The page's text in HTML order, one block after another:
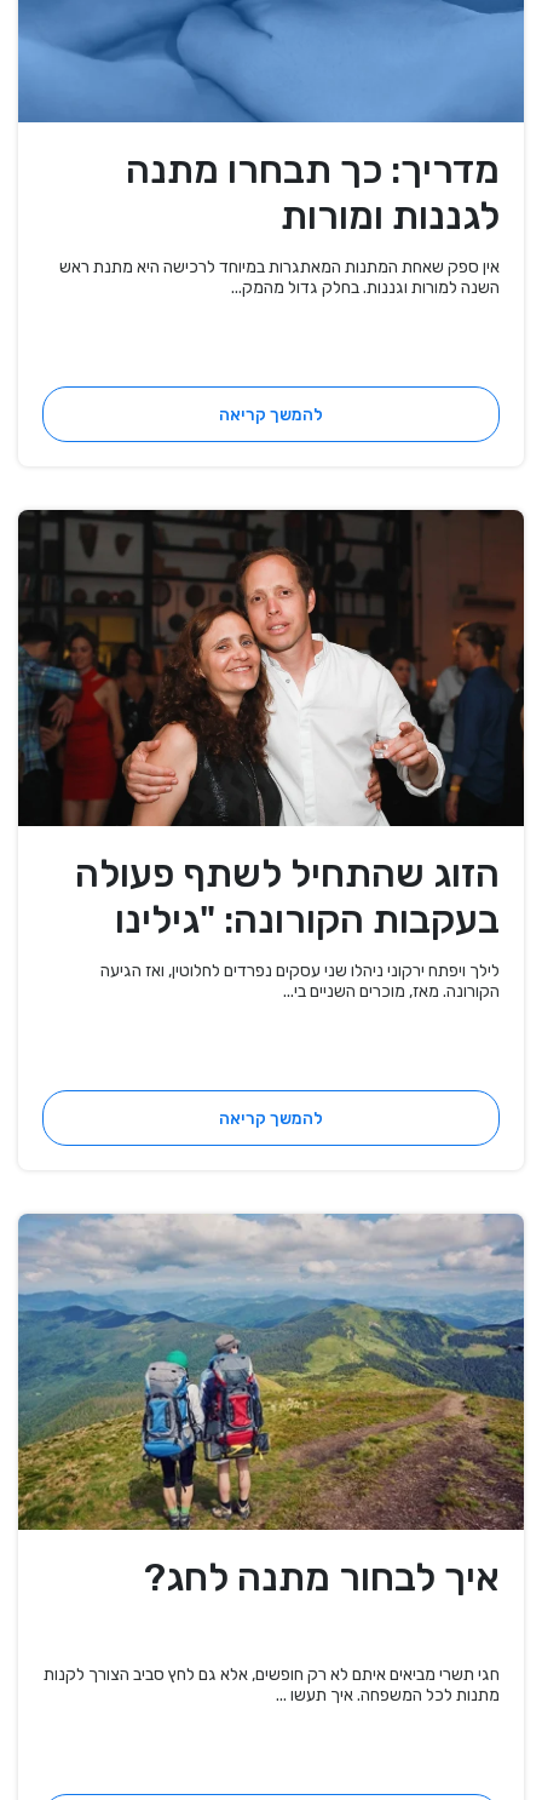
מדריך: כך תבחרו מתנה
לגננות ומורות
אין ספק שאחת המתנות המאתגרות במיוחד לרכישה היא מתנת ראש
השנה למורות וגננות. בחלק גדול מהמק...
להמשך קריאה
הזוג שהתחיל לשתף פעולה
בעקבות הקורונה: "גילינו
שהמוצרים שלנו משלימים"
לילך ויפתח ירקוני ניהלו שני עסקים נפרדים לחלוטין, ואז הגיעה
הקורונה. מאז, מוכרים השניים בי...
להמשך קריאה
איך לבחור מתנה לחג?
חגי תשרי מביאים איתם לא רק חופשים, אלא גם לחץ סביב הצורך לקנות
מתנות לכל המשפחה. איך תעשו ...